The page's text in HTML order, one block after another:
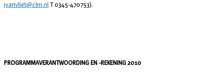
jvanvliet@clm.nl T 0345-470753).
PROGRAMMAVERANTWOORDING EN -REKENING 2010